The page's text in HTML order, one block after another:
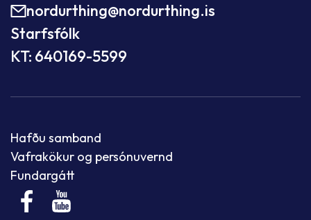
nordurthing@nordurthing.is
Starfsfólk
KT: 640169-5599
Hafðu samband
Vafrakökur og persónuvernd
Fundargátt